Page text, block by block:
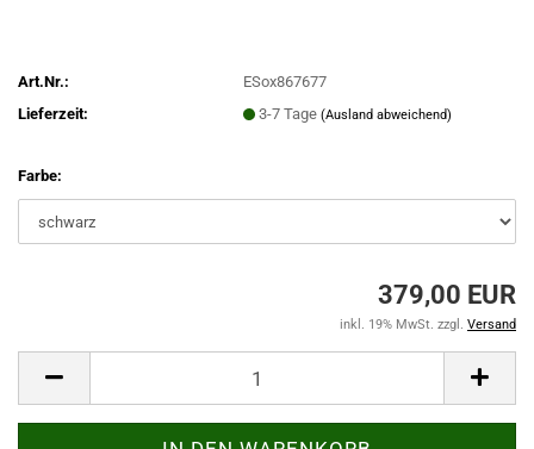
Art.Nr.:
ESox867677
Lieferzeit:
3-7 Tage(Ausland abweichend)
Farbe:
379,00 EUR
inkl. 19% MwSt. zzgl. Versand